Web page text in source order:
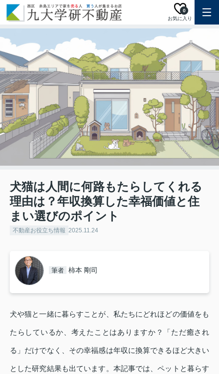
お気に入り
0
犬猫は人間に何路もたらしてくれる
理由は？年収換算した幸福価値と住
まい選びのポイント
不動産お役立ち情報 2025.11.24
筆者 柿本 剛司
犬や猫と一緒に暮らすことが、私たちにどれほどの価値をも
たらしているか、考えたことはありますか？「ただ癒され
る」だけでなく、その幸福感は年収に換算できるほど大きい
とした研究結果も出ています。本記事では、ペットと暮らす